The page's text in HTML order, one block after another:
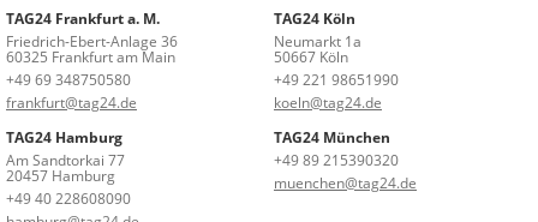
TAG24 Frankfurt a. M.
Friedrich-Ebert-Anlage 36
60325 Frankfurt am Main
+49 69 348750580
frankfurt@tag24.de
TAG24 Köln
Neumarkt 1a
50667 Köln
+49 221 98651990
koeln@tag24.de
TAG24 Hamburg
Am Sandtorkai 77
20457 Hamburg
+49 40 228608090
TAG24 München
+49 89 215390320
muenchen@tag24.de